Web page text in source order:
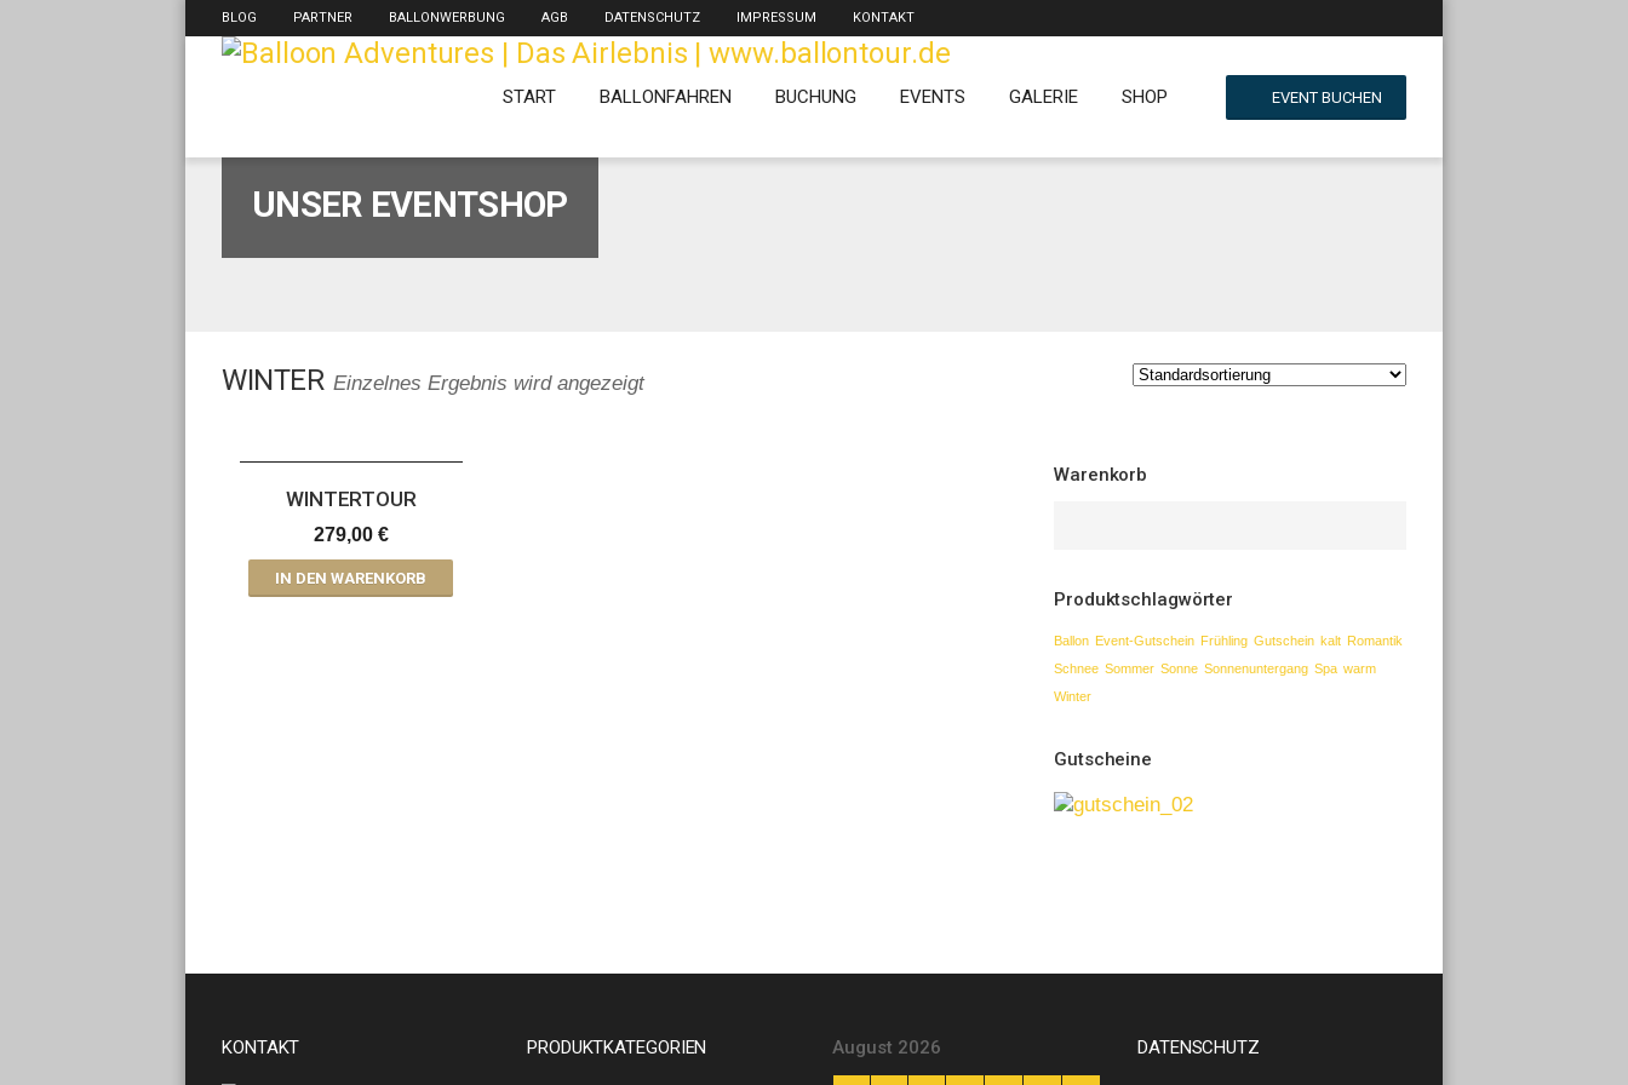
BLOG PARTNER BALLONWERBUNG AGB DATENSCHUTZ IMPRESSUM KONTAKT
EVENT BUCHEN
START BALLONFAHREN BUCHUNG EVENTS GALERIE SHOP
UNSER EVENTSHOP
WINTER Einzelnes Ergebnis wird angezeigt
WINTERTOUR
279,00 €
IN DEN WARENKORB
Warenkorb
Produktschlagwörter
Ballon Event-Gutschein Frühling Gutschein kalt Romantik
Schnee Sommer Sonne Sonnenuntergang Spa warm
Winter
Gutscheine
KONTAKT PRODUKTKATEGORIEN August 2026 DATENSCHUTZ